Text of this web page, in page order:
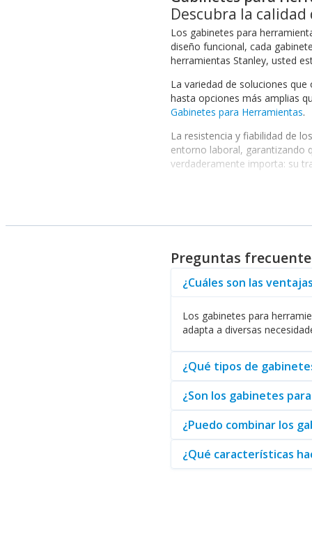
Descubra la
Los gabinetes para
diseño funcional, cada
herramientas Stanley, usted
La variedad de soluciones
hasta opciones más amplias
Gabinetes para Herramientas.
La resistencia y fiabilidad de
entorno laboral, garantizando
verdaderamente importa: su
Un aspecto clave a
organización más completa,
Además, los gabinetes para
práctico cuando están bien
Como distribuidor confiable,
productivo.
Preguntas
¿Cuáles son las
Los gabinetes para
adapta a diversas
¿Qué tipos de
¿Son los gabinetes
¿Puedo combinar los
¿Qué características